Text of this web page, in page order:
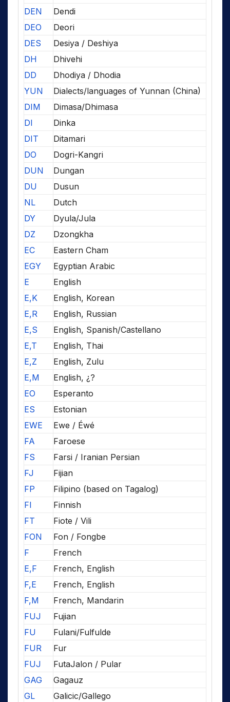
DEN
Dendi
DEO
Deori
DES
Desiya / Deshiya
DH
Dhivehi
DD
Dhodiya / Dhodia
YUN
Dialects/languages of Yunnan (China)
DIM
Dimasa/Dhimasa
DI
Dinka
DIT
Ditamari
DO
Dogri-Kangri
DUN
Dungan
DU
Dusun
NL
Dutch
DY
Dyula/Jula
DZ
Dzongkha
EC
Eastern Cham
EGY
Egyptian Arabic
E
English
E,K
English, Korean
E,R
English, Russian
E,S
English, Spanish/Castellano
E,T
English, Thai
E,Z
English, Zulu
E,M
English, ¿?
EO
Esperanto
ES
Estonian
EWE
Ewe / Éwé
FA
Faroese
FS
Farsi / Iranian Persian
FJ
Fijian
FP
Filipino (based on Tagalog)
FI
Finnish
FT
Fiote / Vili
FON
Fon / Fongbe
F
French
E,F
French, English
F,E
French, English
F,M
French, Mandarin
FUJ
Fujian
FU
Fulani/Fulfulde
FUR
Fur
FUJ
FutaJalon / Pular
GAG
Gagauz
GL
Galicic/Gallego